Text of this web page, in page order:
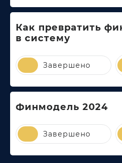
Как превратить
в систему
Завершено
Финмодель 2024
Завершено